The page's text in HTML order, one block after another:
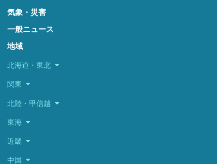
気象・災害
一般ニュース
地域
北海道・東北
関東
北陸・甲信越
東海
近畿
中国